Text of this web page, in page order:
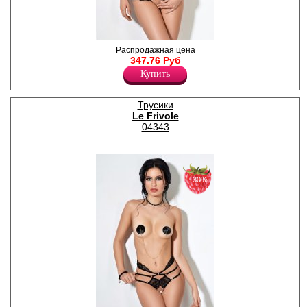
Завлекающие трусики с
открытым доступом и
нежной юбочкой.
Лайкра 9%
Полиамид 91%
Распродажная цена
347.76 Руб
Купить
Трусики
Le Frivole
04343
−30%